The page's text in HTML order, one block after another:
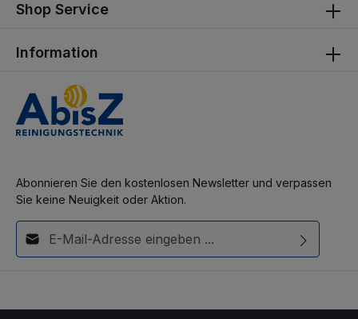
Abonnieren Sie den kostenlosen Newsletter und verpassen
Sie keine Neuigkeit oder Aktion.
E-Mail-Adresse*
Shop Service
Information